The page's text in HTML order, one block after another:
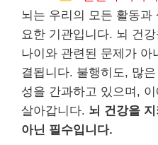
뇌는 우리의 모든 활동과
요한 기관입니다. 뇌 건
나이와 관련된 문제가 아
결됩니다. 불행히도, 많
성을 간과하고 있으며,
살아갑니다. 뇌 건강을
아닌 필수입니다.